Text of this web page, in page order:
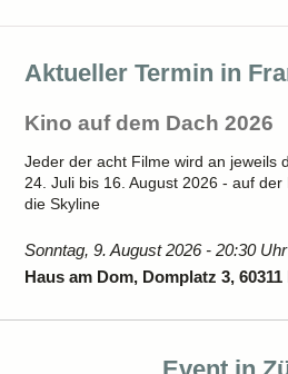
Aktueller Termin in
Kino auf dem Dach 2026
Jeder der acht Filme wird an jeweils
24. Juli bis 16. August 2026 - auf
die Skyline
Sonntag, 9. August 2026 - 20:30 Uhr
Haus am Dom, Domplatz 3,